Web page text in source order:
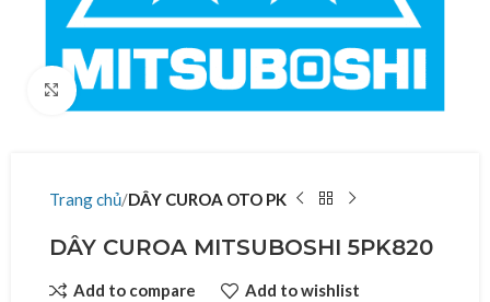
Click to enlarge
Trang chủ DÂY CUROA OTO PK
DÂY CUROA MITSUBOSHI 5PK820
Add to compare Add to wishlist